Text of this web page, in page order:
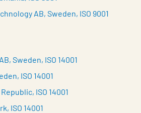
AB, Sweden, ISO 9001
Sweden, ISO 14001
ISO 14001
ISO 14001
ISO 14001